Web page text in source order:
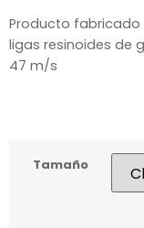
Producto fabricado
ligas resinoides de
47 m/s
Tamaño